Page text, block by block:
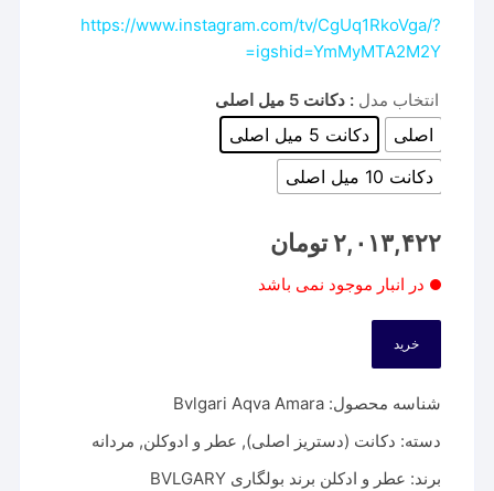
https://www.instagram.com/tv/CgUq1RkoVga/?
igshid=YmMyMTA2M2Y=
انتخاب مدل : دکانت 5 میل اصلی
اصلی
دکانت 5 میل اصلی
دکانت 10 میل اصلی
۲,۰۱۳,۴۲۲ تومان
در انبار موجود نمی باشد
خرید
شناسه محصول:Bvlgari Aqva Amara
دسته: دکانت (دستریز اصلی), عطر و ادوکلن, مردانه
برند: عطر و ادکلن برند بولگاری BVLGARY